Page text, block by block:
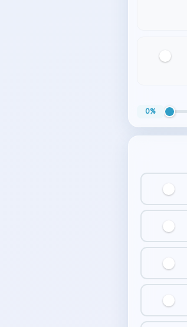
0%